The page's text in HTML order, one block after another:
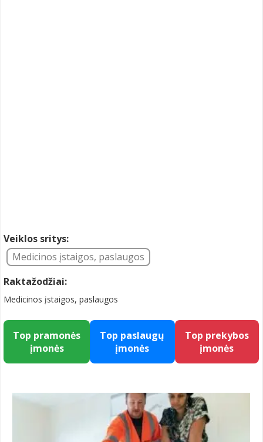
Veiklos sritys:
Medicinos įstaigos, paslaugos
Raktažodžiai:
Medicinos įstaigos, paslaugos
Top pramonės
įmonės
Top paslaugų
įmonės
Top prekybos
įmonės